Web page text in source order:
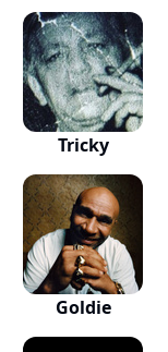
Tricky
Goldie